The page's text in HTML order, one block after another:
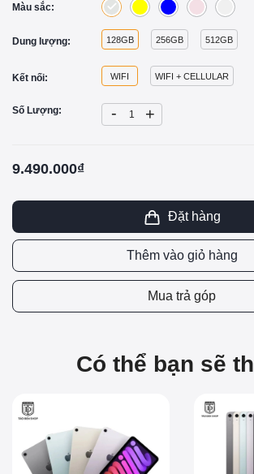
Màu sắc:
Dung lượng: 128GB 256GB 512GB
Kết nối: WIFI WIFI + CELLULAR
Số Lượng: - +
9.490.000₫
Đặt hàng
Thêm vào giỏ hàng
Mua trả góp
Có thể bạn sẽ